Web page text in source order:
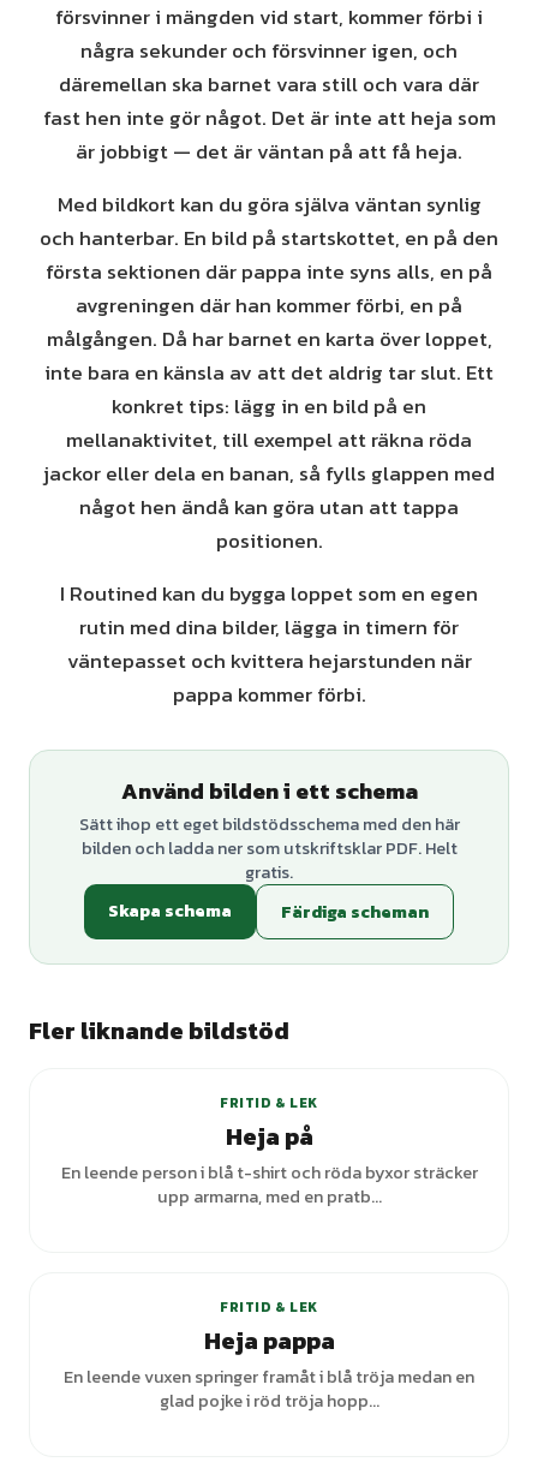
försvinner i mängden vid start, kommer förbi i
några sekunder och försvinner igen, och
däremellan ska barnet vara still och vara där
fast hen inte gör något. Det är inte att heja som
är jobbigt — det är väntan på att få heja.
Med bildkort kan du göra själva väntan synlig
och hanterbar. En bild på startskottet, en på den
första sektionen där pappa inte syns alls, en på
avgreningen där han kommer förbi, en på
målgången. Då har barnet en karta över loppet,
inte bara en känsla av att det aldrig tar slut. Ett
konkret tips: lägg in en bild på en
mellanaktivitet, till exempel att räkna röda
jackor eller dela en banan, så fylls glappen med
något hen ändå kan göra utan att tappa
positionen.
I Routined kan du bygga loppet som en egen
rutin med dina bilder, lägga in timern för
väntepasset och kvittera hejarstunden när
pappa kommer förbi.
Använd bilden i ett schema
Sätt ihop ett eget bildstödsschema med den här
bilden och ladda ner som utskriftsklar PDF. Helt
gratis.
Skapa schema
Färdiga scheman
Fler liknande bildstöd
FRITID & LEK
Heja på
En leende person i blå t-shirt och röda byxor sträcker
upp armarna, med en pratb...
FRITID & LEK
Heja pappa
En leende vuxen springer framåt i blå tröja medan en
glad pojke i röd tröja hopp...